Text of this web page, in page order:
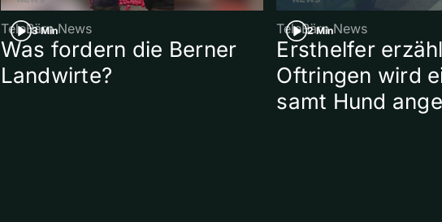
3 Min
TeleBärn News
Was fordern die Berner
Landwirte?
2 Min
TeleBärn News
Ersthelfer
Oftringen wird
samt Hund